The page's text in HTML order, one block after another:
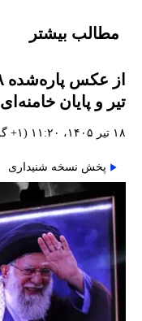
مطالب بیشتر
تیر و پایان خامنه‌ای
۱۸ تیر ۱۴۰۵، ۱۱:۲۰ (‎+۱ گرینویچ)
پخش نسخه شنیداری